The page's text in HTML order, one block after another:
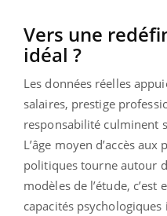
Vers une
idéal ?
Les données réelles
salaires, prestige
responsabilité culminent
L’âge moyen d’accès
politiques tourne autour
modèles de l’étude,
capacités